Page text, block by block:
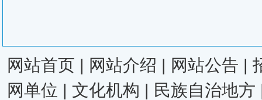
网站首页 | 网站介绍 | 网站公告 |
网单位 | 文化机构 | 民族自治地方